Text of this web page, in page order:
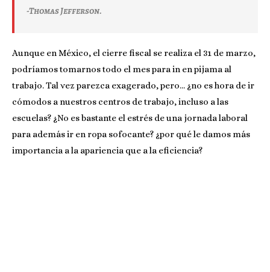
-Thomas Jefferson.
Aunque en México, el cierre fiscal se realiza el 31 de marzo,
podríamos tomarnos todo el mes para in en pijama al
trabajo. Tal vez parezca exagerado, pero… ¿no es hora de ir
cómodos a nuestros centros de trabajo, incluso a las
escuelas? ¿No es bastante el estrés de una jornada laboral
para además ir en ropa sofocante? ¿por qué le damos más
importancia a la apariencia que a la eficiencia?